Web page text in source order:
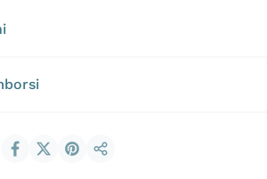
Condividi